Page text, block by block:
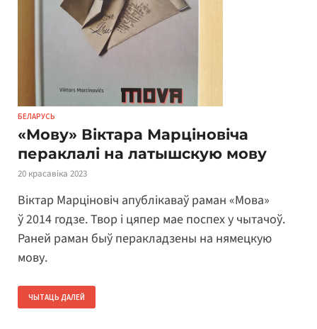
БЕЛАРУСЬ
«Мову» Віктара Марціновіча
пераклалі на латышскую мову
20 красавіка 2023
Віктар Марціновіч апублікаваў раман «Мова»
ў 2014 годзе. Твор і цяпер мае поспех у чытачоў.
Раней раман быў перакладзены на нямецкую
мову.
ЧЫТАЦЬ ДАЛЕЙ